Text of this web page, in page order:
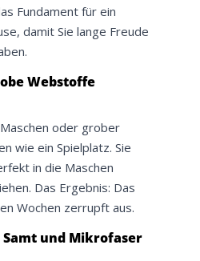
Fundament für ein
damit Sie lange Freude
Webstoffe
oder grober
wie ein Spielplatz. Sie
in die Maschen
Das Ergebnis: Das
Wochen zerrupft aus.
und Mikrofaser